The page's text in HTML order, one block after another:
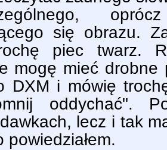
się obrazu.
piec twarz.
mogę mieć drobne
DXM i mówię
oddychać".
lecz i tak
powiedziałem.